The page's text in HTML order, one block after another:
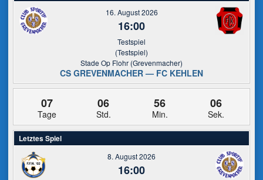
16. August 2026
16:00
Testspiel
(Testspiel)
Stade Op Flohr (Grevenmacher)
CS GREVENMACHER — FC KEHLEN
07
Tage
06
Std.
56
Min.
05
Sek.
Letztes Spiel
8. August 2026
16:00